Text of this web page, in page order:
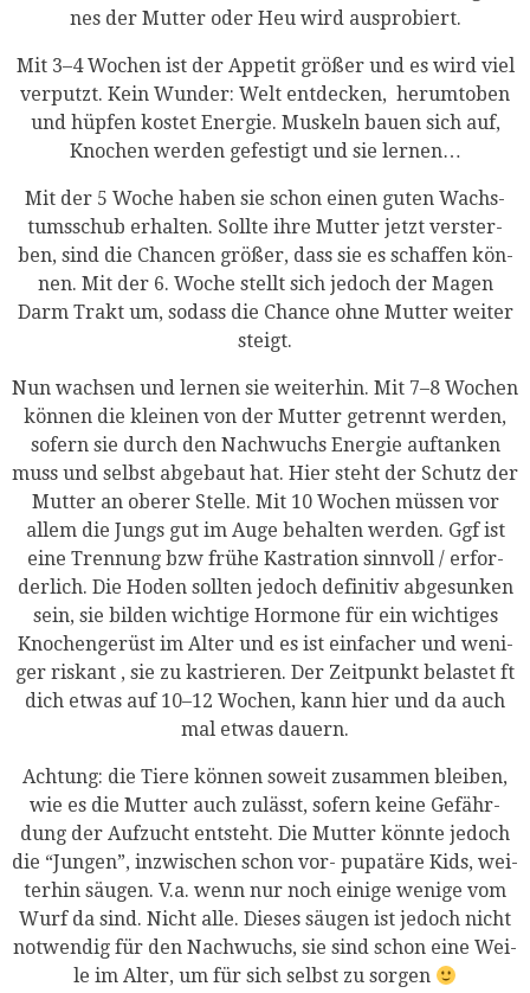
nes der Mut­ter oder Heu wird ausprobiert.
Mit 3–4 Wochen ist der Appe­tit grö­ßer und es wird viel
ver­putzt. Kein Wun­der: Welt ent­de­cken, her­um­to­ben
und hüp­fen kos­tet Ener­gie. Mus­keln bau­en sich auf,
Kno­chen wer­den gefes­tigt und sie lernen…
Mit der 5 Woche haben sie schon einen guten Wachs­
tums­schub erhal­ten. Soll­te ihre Mut­ter jetzt ver­ster­
ben, sind die Chan­cen grö­ßer, dass sie es schaf­fen kön­
nen. Mit der 6. Woche stellt sich jedoch der Magen
Darm Trakt um, sodass die Chan­ce ohne Mut­ter wei­ter
steigt.
Nun wach­sen und ler­nen sie wei­ter­hin. Mit 7–8 Wochen
kön­nen die klei­nen von der Mut­ter getrennt wer­den,
sofern sie durch den Nach­wuchs Ener­gie auf­tan­ken
muss und selbst abge­baut hat. Hier steht der Schutz der
Mut­ter an obe­rer Stel­le. Mit 10 Wochen müs­sen vor
allem die Jungs gut im Auge behal­ten wer­den. Ggf ist
eine Tren­nung bzw frü­he Kas­tra­ti­on sinn­voll / erfor­
der­lich. Die Hoden soll­ten jedoch defi­ni­tiv abge­sun­ken
sein, sie bil­den wich­ti­ge Hor­mo­ne für ein wich­ti­ges
Kno­chen­ge­rüst im Alter und es ist ein­fa­cher und weni­
ger ris­kant , sie zu kas­trie­ren. Der Zeit­punkt belas­tet ft
dich etwas auf 10–12 Wochen, kann hier und da auch
mal etwas dauern.
Ach­tung: die Tie­re kön­nen soweit zusam­men blei­ben,
wie es die Mut­ter auch zulässt, sofern kei­ne Gefähr­
dung der Auf­zucht ent­steht. Die Mut­ter könn­te jedoch
die “Jun­gen”, inzwi­schen schon vor- pupa­t­ä­re Kids, wei­
ter­hin säu­gen. V.a. wenn nur noch eini­ge weni­ge vom
Wurf da sind. Nicht alle. Die­ses säu­gen ist jedoch nicht
not­wen­dig für den Nach­wuchs, sie sind schon eine Wei­
le im Alter, um für sich selbst zu sorgen